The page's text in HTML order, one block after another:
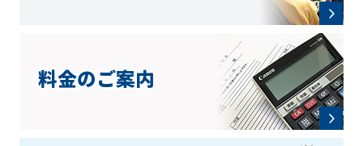
料金のご案内